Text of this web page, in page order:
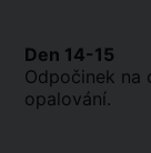
Den 14-15
Odpočinek na
opalování.